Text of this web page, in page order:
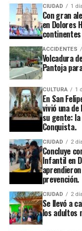
CIUDAD 1
Con gran
en Dolores
ACCIDENTES
Volcadura
Pantoja
CULTURA 1
En San
vivió una
su gente:
Conquista.
CIUDAD 2
Concluye
Infantil en
prevención.
CIUDAD 2
Se llevó a
los adultos